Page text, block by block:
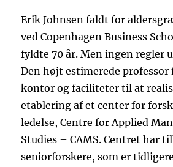
Erik Johnsen faldt for
ved Copenhagen Business
fyldte 70 år. Men ingen regler
Den højt estimerede
kontor og faciliteter til at
etablering af et center for
ledelse, Centre for Applied
Studies – CAMS. Centret har
seniorforskere, som er